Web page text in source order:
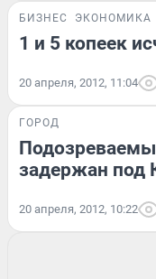
БИЗНЕС ЭКОНОМИКА
1 и 5 копеек
20 апреля, 2012, 11:04
ГОРОД
задержан под
20 апреля, 2012, 10:22